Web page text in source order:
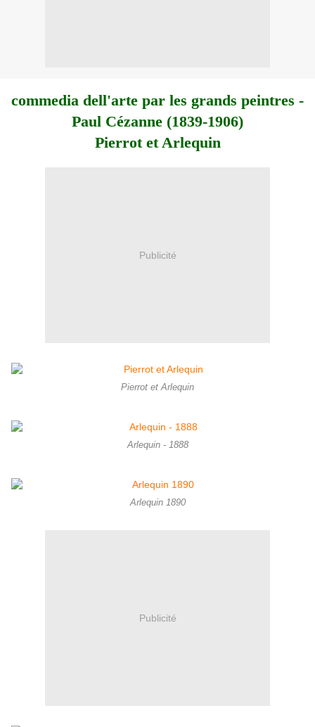
commedia dell'arte par les grands peintres -
Paul Cézanne (1839-1906)
Pierrot et Arlequin
Publicité
Pierrot et Arlequin
Arlequin - 1888
Arlequin 1890
Publicité